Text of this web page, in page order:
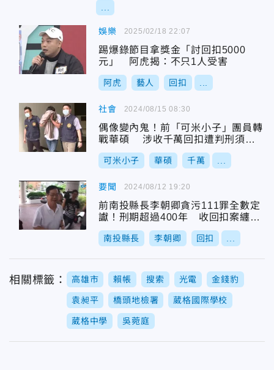
娛樂
踢爆錄節目拿獎金「討回扣5000
元」 阿虎揭：不只1人受害
阿虎 藝人 回扣
2025/02/18 22:07
社會
偶像變內鬼！前「可米小子」團員轉
戰華碩 涉收千萬回扣遭判刑須入
獄
可米小子 華碩 千萬
2024/08/15 08:30
要聞
前南投縣長李朝卿貪污111罪全數定
讞！刑期超過400年 收回扣案纏訟
12年終落幕
南投縣長 李朝卿 回扣
2024/08/12 19:20
相關標籤： 高雄市 賴帳 搜索 光電 金錢豹
袁昶平 橋頭地檢署 葳格國際學校
葳格中學 吳菀庭